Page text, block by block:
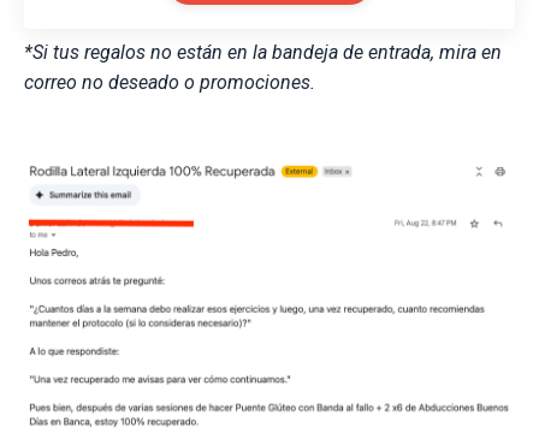
*Si tus regalos no están en la bandeja de entrada, mira en
correo no deseado o promociones.